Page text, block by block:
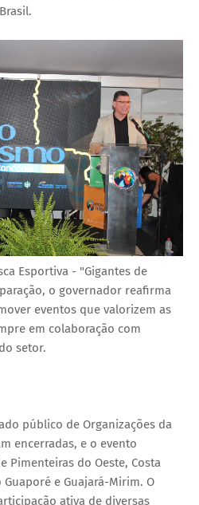
Esportiva - "Gigantes de
o governador reafirma
eventos que valorizem as
em colaboração com
setor.
público de Organizações da
encerradas, e o evento
Pimenteiras do Oeste, Costa
Guaporé e Guajará-Mirim. O
ativa de diversas